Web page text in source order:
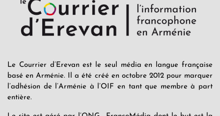
Le Courrier d’Erevan est le seul média en langue française
basé en Arménie. Il a été créé en octobre 2012 pour marquer
l’adhésion de l’Arménie à l’OIF en tant que membre à part
entière.